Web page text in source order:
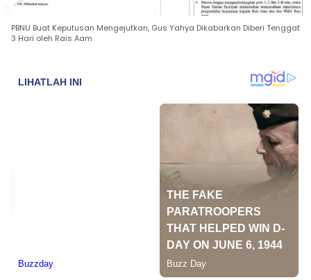
PBNU Buat Keputusan Mengejutkan, Gus Yahya Dikabarkan Diberi Tenggat
3 Hari oleh Rais Aam